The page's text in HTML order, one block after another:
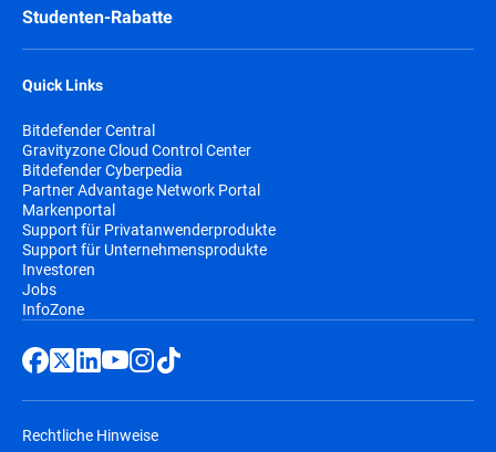
Studenten-Rabatte
Quick Links
Bitdefender Central
Gravityzone Cloud Control Center
Bitdefender Cyberpedia
Partner Advantage Network Portal
Markenportal
Support für Privatanwenderprodukte
Support für Unternehmensprodukte
Investoren
Jobs
InfoZone
Rechtliche Hinweise